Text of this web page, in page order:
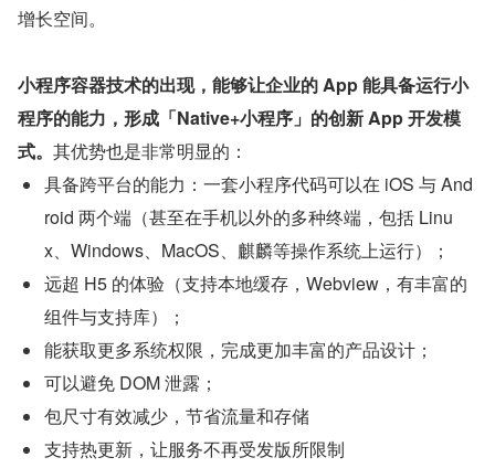
增长空间。
小程序容器技术的出现，能够让企业的 App 能具备运行小
程序的能力，形成「Native+小程序」的创新 App 开发模
式。 其优势也是非常明显的：
具备跨平台的能力：一套小程序代码可以在 iOS 与 And
roid 两个端（甚至在手机以外的多种终端，包括 Linu
x、Windows、MacOS、麒麟等操作系统上运行）；
远超 H5 的体验（支持本地缓存，Webview，有丰富的
组件与支持库）；
能获取更多系统权限，完成更加丰富的产品设计；
可以避免 DOM 泄露；
包尺寸有效减少，节省流量和存储
支持热更新，让服务不再受发版所限制